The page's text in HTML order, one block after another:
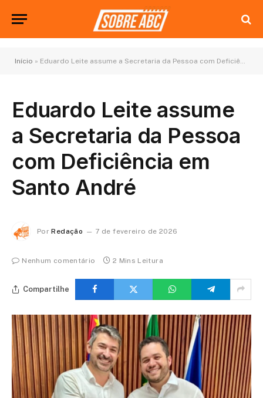
Início » Eduardo Leite assume a Secretaria da Pessoa com Deficiência em Santo André
Eduardo Leite assume
a Secretaria da Pessoa
com Deficiência em
Santo André
Por Redação 7 de fevereiro de 2026
Nenhum comentário 2 Mins Leitura
Compartilhe